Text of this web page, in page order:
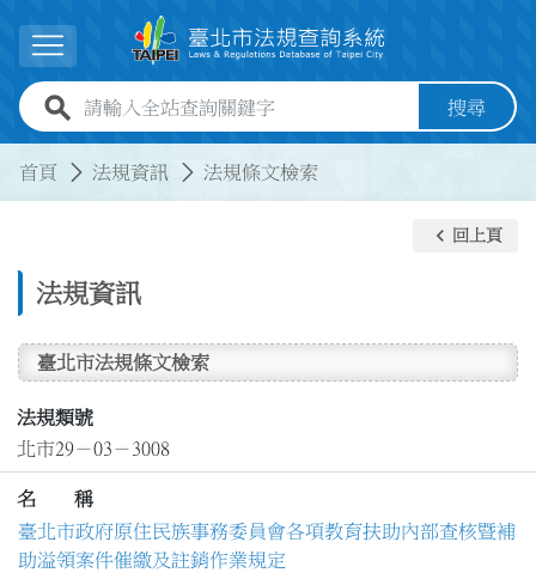
展開選單
全站查詢關鍵字欄位 搜尋
首頁 法規資訊 法規條文檢索
法規資訊
keyboard_arrow_left 回上頁
臺北市法規條文檢索
法規類號
北市29－03－3008
名 稱
臺北市政府原住民族事務委員會各項教育扶助內部查核暨補
助溢領案件催繳及註銷作業規定